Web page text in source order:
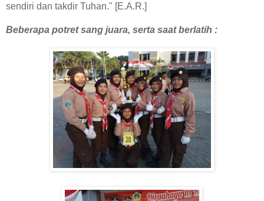
sendiri dan takdir Tuhan." [E.A.R.]
Beberapa potret sang juara, serta saat berlatih :